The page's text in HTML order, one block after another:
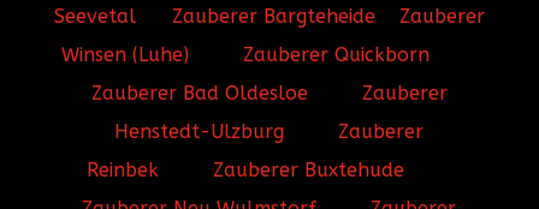
Seevetal
Zauberer Bargteheide
Zauberer
Winsen (Luhe)
Zauberer Quickborn
Zauberer Bad Oldesloe
Zauberer
Henstedt-Ulzburg
Zauberer
Reinbek
Zauberer Buxtehude